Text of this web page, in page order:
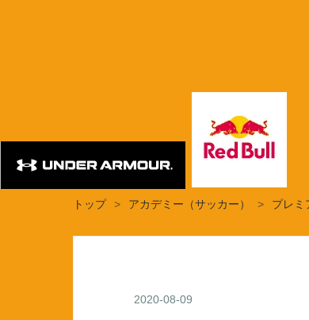
トップ > アカデミー（サッカー） > プレミ
2020-08-09